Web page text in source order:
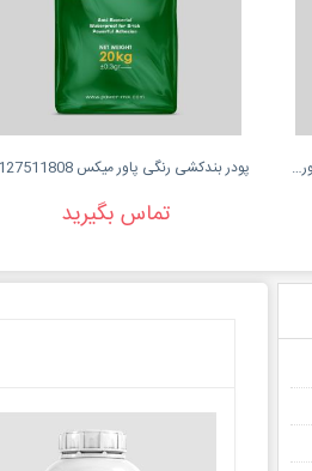
خرید چسب مخصوص G-01 (قهوه ای) - پاورمیکس
تماس بگیرید